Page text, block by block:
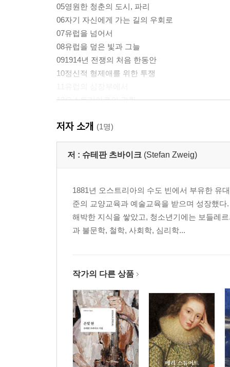
05영원한 청춘의 도시, 파리
06자기 자신에게 가는 길의 우회로
07유럽을 넘어서
08유럽을 덮은 빛과 그늘
091914년 전쟁의 처음 한동안
10정신적 형제애를 위한 투쟁
12오스트리아로의 귀환
14일몰
15히틀러, 여기 시작하다
16평화의 단말마
저자 소개 (1명)
저 : 슈테판 츠바이크 (Stefan Zweig)
1881년 오스트리아의 수도 빈에서 부유한 유
준의 교양교육과 예술교육을 받으며 성장했
해박한 지식을 쌓았고, 청소년기에는 보들레
과 불문학, 철학, 사회학, 심리학...
작가의 다른 상품